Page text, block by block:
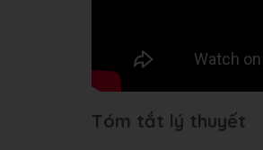
Tóm tắt lý thuyết